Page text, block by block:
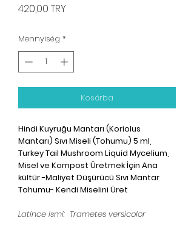
420,00 TRYÁr
Mennyiség *
Kosárba
Hindi Kuyruğu Mantarı (Koriolus
Mantarı) Sıvı Miseli (Tohumu) 5 ml,
Turkey Tail Mushroom Liquid Mycelium,
Misel ve Kompost Üretmek İçin Ana
kültür -Maliyet Düşürücü Sıvı Mantar
Tohumu- Kendi Miselini Üret
Latince ismi: Trametes versicolor